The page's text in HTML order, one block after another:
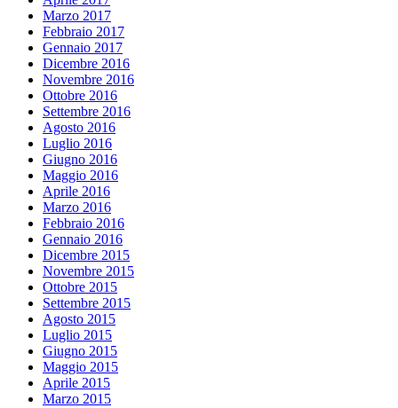
Marzo 2017
Febbraio 2017
Gennaio 2017
Dicembre 2016
Novembre 2016
Ottobre 2016
Settembre 2016
Agosto 2016
Luglio 2016
Giugno 2016
Maggio 2016
Aprile 2016
Marzo 2016
Febbraio 2016
Gennaio 2016
Dicembre 2015
Novembre 2015
Ottobre 2015
Settembre 2015
Agosto 2015
Luglio 2015
Giugno 2015
Maggio 2015
Aprile 2015
Marzo 2015